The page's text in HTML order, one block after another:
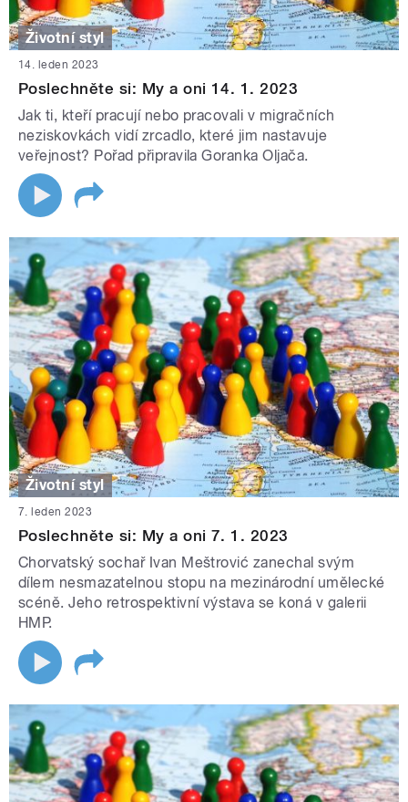
Životní styl
14. leden 2023
Poslechněte si: My a oni 14. 1. 2023
Jak ti, kteří pracují nebo pracovali v migračních
neziskovkách vidí zrcadlo, které jim nastavuje
veřejnost? Pořad připravila Goranka Oljača.
Životní styl
7. leden 2023
Poslechněte si: My a oni 7. 1. 2023
Chorvatský sochař Ivan Meštrović zanechal svým
dílem nesmazatelnou stopu na mezinárodní umělecké
scéně. Jeho retrospektivní výstava se koná v galerii
HMP.